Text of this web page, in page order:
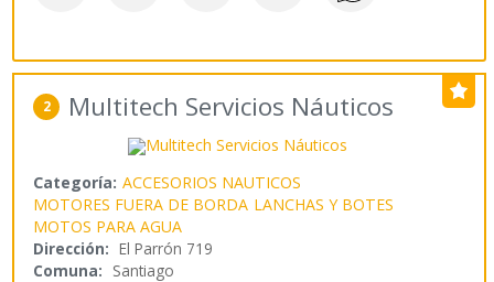
2 Multitech Servicios Náuticos
Categoría: ACCESORIOS NAUTICOS
MOTORES FUERA DE BORDA LANCHAS Y BOTES
MOTOS PARA AGUA
Dirección: El Parrón 719
Comuna: Santiago